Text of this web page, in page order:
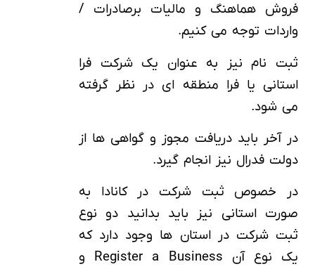
فروش هماهنگ و مالیات برصادرات /
واردات توجه می کنیم.
ثبت نام نیز به عنوان یک شرکت فرا
استانی یا فرا منطقه ای در نظر گرفته
می شود.
در آخر باید دریافت مجوز و گواهی ها از
دولت فدرال نیز انجام گیرد.
در خصوص ثبت شرکت در کانادا به
صورت استانی نیز باید بدانید دو نوع
ثبت شرکت در استان ها وجود دارد که
یک نوع آن Register a Business و